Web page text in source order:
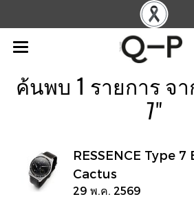
ค้นพบ 1 รายการ จา
7"
RESSENCE Type
Cactus
29 พ.ค. 2569